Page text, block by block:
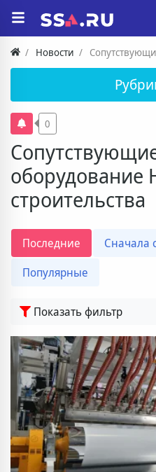
Новости
оборудование
строительства
0
Последние Сначала
Популярные
Показать фильтр